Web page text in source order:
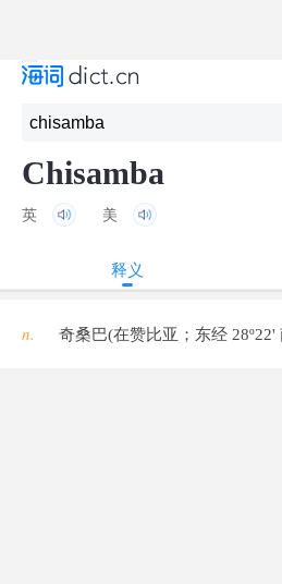
Chisamba
英 美
释义
n. 奇桑巴(在赞比亚；东经 28º22'